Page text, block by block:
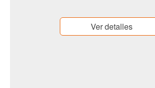
Ver detalles